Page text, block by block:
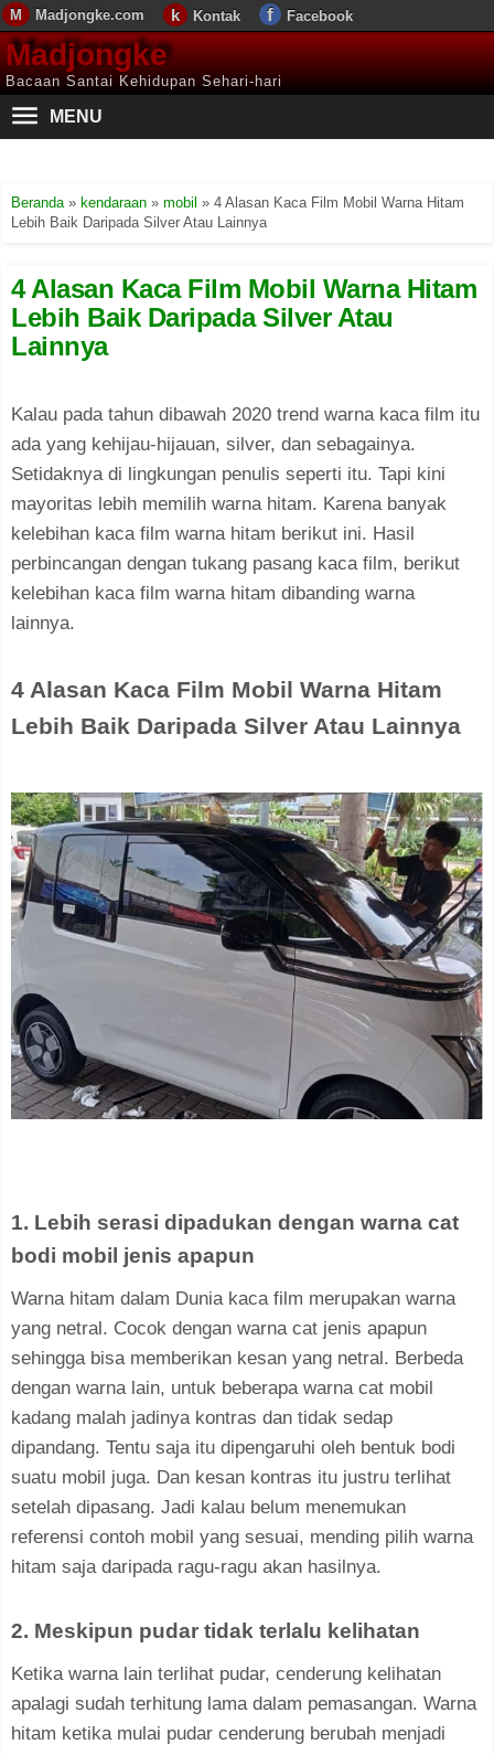
Madjongke.com Kontak Facebook
Madjongke
Bacaan Santai Kehidupan Sehari-hari
MENU
Beranda» kendaraan » mobil » 4 Alasan Kaca Film Mobil Warna Hitam
Lebih Baik Daripada Silver Atau Lainnya
4 Alasan Kaca Film Mobil Warna Hitam
Lebih Baik Daripada Silver Atau
Lainnya
Kalau pada tahun dibawah 2020 trend warna kaca film itu
ada yang kehijau-hijauan, silver, dan sebagainya.
Setidaknya di lingkungan penulis seperti itu. Tapi kini
mayoritas lebih memilih warna hitam. Karena banyak
kelebihan kaca film warna hitam berikut ini. Hasil
perbincangan dengan tukang pasang kaca film, berikut
kelebihan kaca film warna hitam dibanding warna
lainnya.
4 Alasan Kaca Film Mobil Warna Hitam
Lebih Baik Daripada Silver Atau Lainnya
1. Lebih serasi dipadukan dengan warna cat
bodi mobil jenis apapun
Warna hitam dalam Dunia kaca film merupakan warna
yang netral. Cocok dengan warna cat jenis apapun
sehingga bisa memberikan kesan yang netral. Berbeda
dengan warna lain, untuk beberapa warna cat mobil
kadang malah jadinya kontras dan tidak sedap
dipandang. Tentu saja itu dipengaruhi oleh bentuk bodi
suatu mobil juga. Dan kesan kontras itu justru terlihat
setelah dipasang. Jadi kalau belum menemukan
referensi contoh mobil yang sesuai, mending pilih warna
hitam saja daripada ragu-ragu akan hasilnya.
2. Meskipun pudar tidak terlalu kelihatan
Ketika warna lain terlihat pudar, cenderung kelihatan
apalagi sudah terhitung lama dalam pemasangan. Warna
hitam ketika mulai pudar cenderung berubah menjadi